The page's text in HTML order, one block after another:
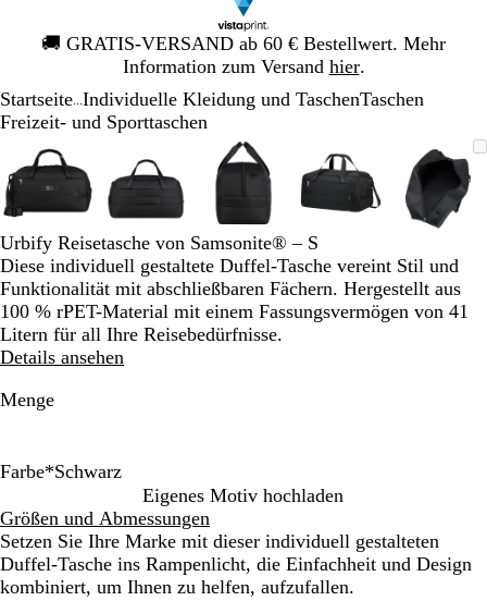
🚚 GRATIS-VERSAND ab 60 € Bestellwert. Mehr
Information zum Versand hier.
Galeriebild
1
Startseite Individuelle Kleidung und TaschenTaschen
Freizeit- und Sporttaschen
Vergrößer-/verkleinerbares
Bild
Zoom
auf
Minimum
Klicken
zum
Vergrößern
Verwenden
Sie
die
Tasten
+
und
-
zum
Zoomen
und
die
Pfeiltasten
Vergrößer-/verkleinerbares
Bild
auf
Minimum
zum
Vergrößern
Verwenden
Sie
die
Tasten
+
und
-
zum
Zoomen
Vergrößer-/verkleinerbares
Bild
Zoom
auf
Minimum
Klicken
zum
Vergrößern
Verwenden
Sie
Tasten
+
und
-
zum
Zoomen
Vergrößer-/
Bild
auf
Minimum
zum
Vergrößern
Sie
die
Tasten
und
-
zum
Zoomen
Bild
Zoom
auf
zum
Sie
die
Tasten
+
und
-
zum
Galeriebild
von
5
Urbify Reisetasche von Samsonite® – S
Diese individuell gestaltete Duffel-Tasche vereint Stil und
Funktionalität mit abschließbaren Fächern. Hergestellt aus
100 % rPET-Material mit einem Fassungsvermögen von 41
Litern für all Ihre Reisebedürfnisse.
Details ansehen
Menge
Farbe*Schwarz
c
h
w
a
a
r
i
n
a
n
n
e
Eigenes Motiv hochladen
Größen und Abmessungen
Setzen Sie Ihre Marke mit dieser individuell gestalteten
Duffel-Tasche ins Rampenlicht, die Einfachheit und Design
kombiniert, um Ihnen zu helfen, aufzufallen.